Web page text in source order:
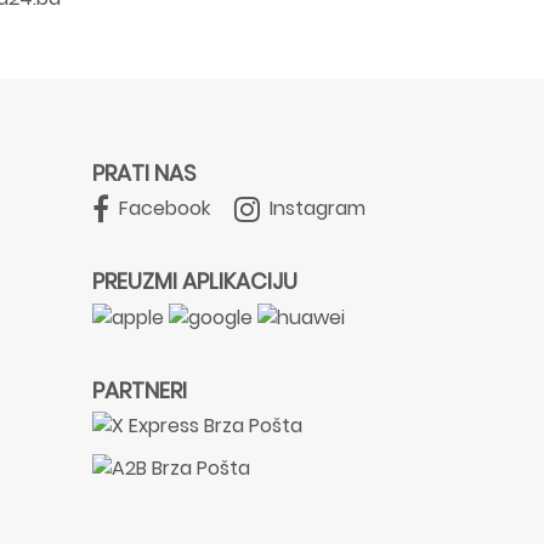
PRATI NAS
Facebook Instagram
PREUZMI APLIKACIJU
PARTNERI